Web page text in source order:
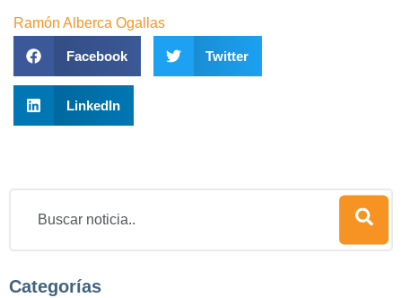
Ramón Alberca Ogallas
Facebook Twitter
LinkedIn
Categorías